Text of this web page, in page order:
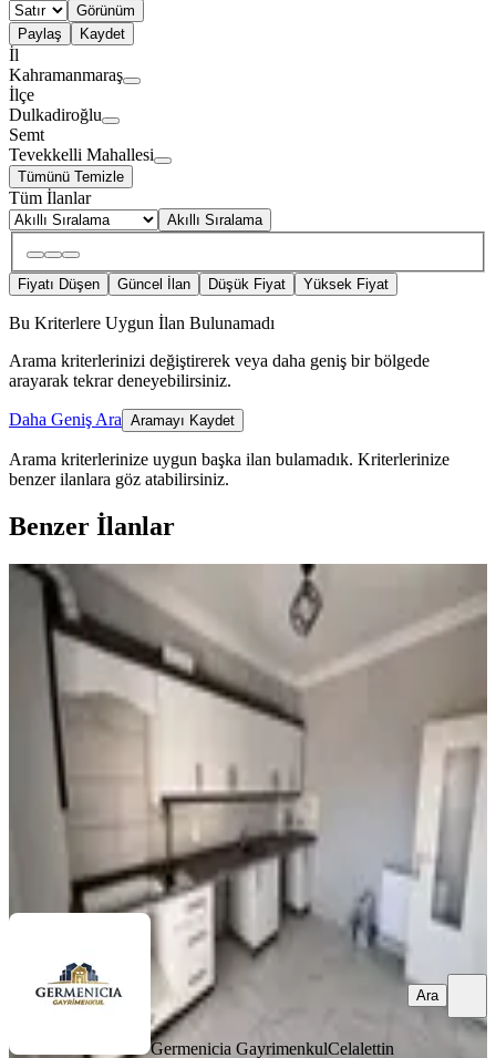
Görünüm
Paylaş
Kaydet
İl
Kahramanmaraş
İlçe
Dulkadiroğlu
Semt
Tevekkelli Mahallesi
Tümünü Temizle
Tüm İlanlar
Akıllı Sıralama
Fiyatı Düşen Güncel İlan Düşük Fiyat Yüksek Fiyat
Bu Kriterlere Uygun İlan Bulunamadı
Arama kriterlerinizi değiştirerek veya daha geniş bir bölgede
arayarak tekrar deneyebilirsiniz.
Daha Geniş Ara Aramayı Kaydet
Arama kriterlerinize uygun başka ilan bulamadık. Kriterlerinize
benzer ilanlara göz atabilirsiniz.
Benzer İlanlar
YENİ
Germenıcıa'dan Ballıca Mh.de
Manzaralı Kiralık 2+1 Daire
Dulkadiroğlu, Ballıca Mahallesi
95 m²·4. Kat·
Celalettin Yarpuz
Germenicia GayrimenkulCelalettin
Ara